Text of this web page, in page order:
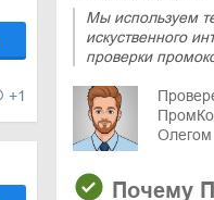
+1
Мы используем
искуственного
проверки
Почему